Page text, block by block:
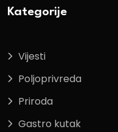
Kategorije
Vijesti
Poljoprivreda
Priroda
Gastro kutak